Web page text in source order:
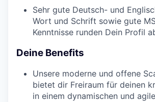
Sehr gute Deutsch- und
Wort und Schrift sowie gute
Kenntnisse runden Dein Profil
Deine Benefits
Unsere moderne und offene
bietet dir Freiraum für deinen
in einem dynamischen und